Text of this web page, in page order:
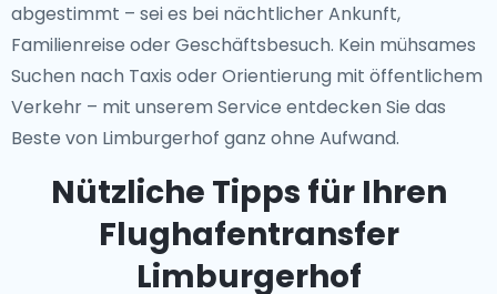
abgestimmt – sei es bei nächtlicher Ankunft,
Familienreise oder Geschäftsbesuch. Kein mühsames
Suchen nach Taxis oder Orientierung mit öffentlichem
Verkehr – mit unserem Service entdecken Sie das
Beste von Limburgerhof ganz ohne Aufwand.
Nützliche Tipps für Ihren
Flughafentransfer
Limburgerhof